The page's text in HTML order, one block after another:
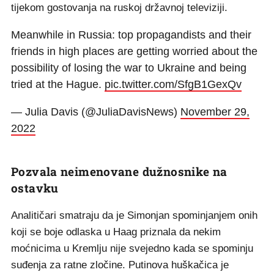
tijekom gostovanja na ruskoj državnoj televiziji.
Meanwhile in Russia: top propagandists and their
friends in high places are getting worried about the
possibility of losing the war to Ukraine and being
tried at the Hague. pic.twitter.com/SfgB1GexQv
— Julia Davis (@JuliaDavisNews) November 29,
2022
Pozvala neimenovane dužnosnike na
ostavku
Analitičari smatraju da je Simonjan spominjanjem onih
koji se boje odlaska u Haag priznala da nekim
moćnicima u Kremlju nije svejedno kada se spominju
suđenja za ratne zločine. Putinova huškačica je